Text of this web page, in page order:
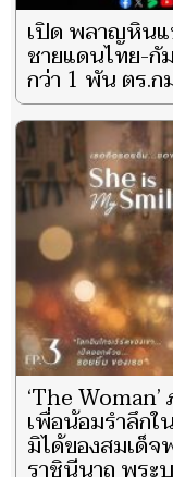
เปิด พลาญหิน
ชายแดนไทย-กั
กว่า 1 พัน ตร.ก
‘The
เพื่อน้อมรำลึก
มิได้ของสมเด็จ